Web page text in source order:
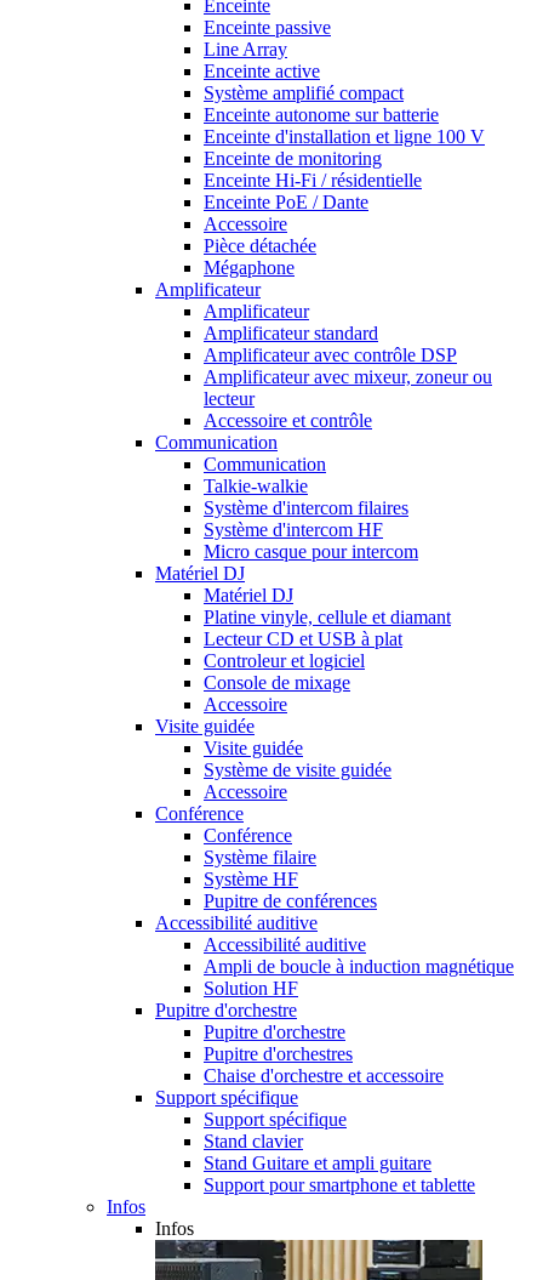
Enceinte
Enceinte passive
Line Array
Enceinte active
Système amplifié compact
Enceinte autonome sur batterie
Enceinte d'installation et ligne 100 V
Enceinte de monitoring
Enceinte Hi-Fi / résidentielle
Enceinte PoE / Dante
Accessoire
Pièce détachée
Mégaphone
Amplificateur
Amplificateur
Amplificateur standard
Amplificateur avec contrôle DSP
Amplificateur avec mixeur, zoneur ou
lecteur
Accessoire et contrôle
Communication
Communication
Talkie-walkie
Système d'intercom filaires
Système d'intercom HF
Micro casque pour intercom
Matériel DJ
Matériel DJ
Platine vinyle, cellule et diamant
Lecteur CD et USB à plat
Controleur et logiciel
Console de mixage
Accessoire
Visite guidée
Visite guidée
Système de visite guidée
Accessoire
Conférence
Conférence
Système filaire
Système HF
Pupitre de conférences
Accessibilité auditive
Accessibilité auditive
Ampli de boucle à induction magnétique
Solution HF
Pupitre d'orchestre
Pupitre d'orchestre
Pupitre d'orchestres
Chaise d'orchestre et accessoire
Support spécifique
Support spécifique
Stand clavier
Stand Guitare et ampli guitare
Support pour smartphone et tablette
Infos
Infos